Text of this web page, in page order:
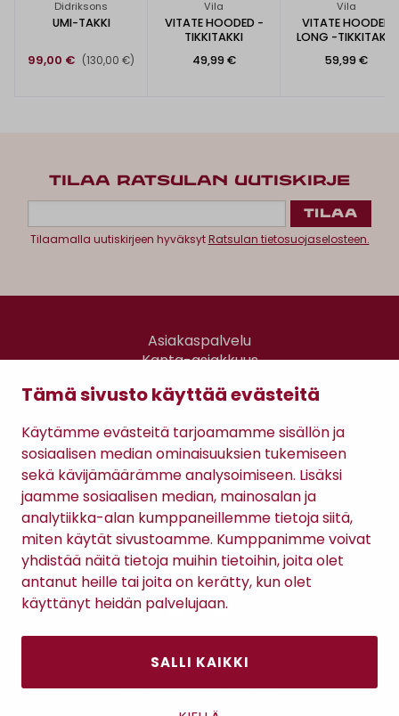
Tämä sivusto käyttää evästeitä
Käytämme evästeitä tarjoamamme sisällön ja
sosiaalisen median ominaisuuksien tukemiseen
sekä kävijämäärämme analysoimiseen. Lisäksi
jaamme sosiaalisen median, mainosalan ja
analytiikka-alan kumppaneillemme tietoja siitä,
miten käytät sivustoamme. Kumppanimme voivat
yhdistää näitä tietoja muihin tietoihin, joita olet
antanut heille tai joita on kerätty, kun olet
käyttänyt heidän palvelujaan.
SALLI KAIKKI
Didriksons
UMI-TAKKI
99,00 € (130,00 €)
Vila
VITATE HOODED -
TIKKITAKKI
49,99 €
Vila
VITATE HOODED
LONG -TIKKITAKKI
59,99 €
TILAA RATSULAN UUTISKIRJE
Tilaamalla uutiskirjeen hyväksytRatsulan tietosuojaselosteen.
Asiakaspalvelu
Kanta-asiakkuus
Gomee Ratsula Café
Antinkatu 17, 28100 Pori
Sopimusehdot
Tietosuojaseloste
Maksutavat